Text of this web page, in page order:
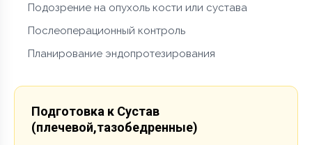
Подозрение на опухоль кости или сустава
Послеоперационный контроль
Планирование эндопротезирования
Подготовка к Сустав
(плечевой,тазобедренные)